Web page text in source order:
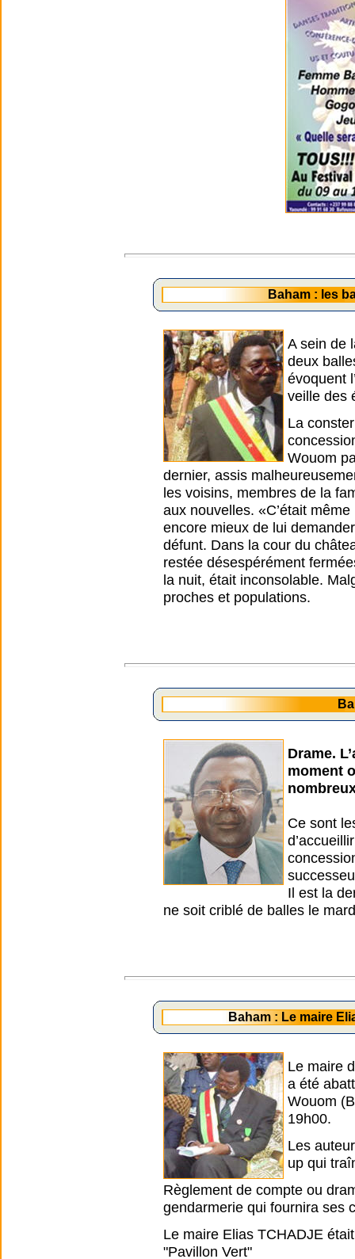
Baham : les
A sein de
deux
évoquent
veille des
La
Wouom
dernier, assis
les voisins, membres de la
aux nouvelles. «C’était
encore mieux de lui
défunt. Dans la cour du
restée désespérément
la nuit, était inconsolable.
proches et populations.
Drame.
moment
Ce sont
Il est la
ne soit criblé de balles le
Baham : Le maire
Le maire
a été
Wouom
19h00.
Les
up qui
Règlement de compte ou
gendarmerie qui fournira ses
Le maire Elias TCHADJE
"Pavillon Vert"